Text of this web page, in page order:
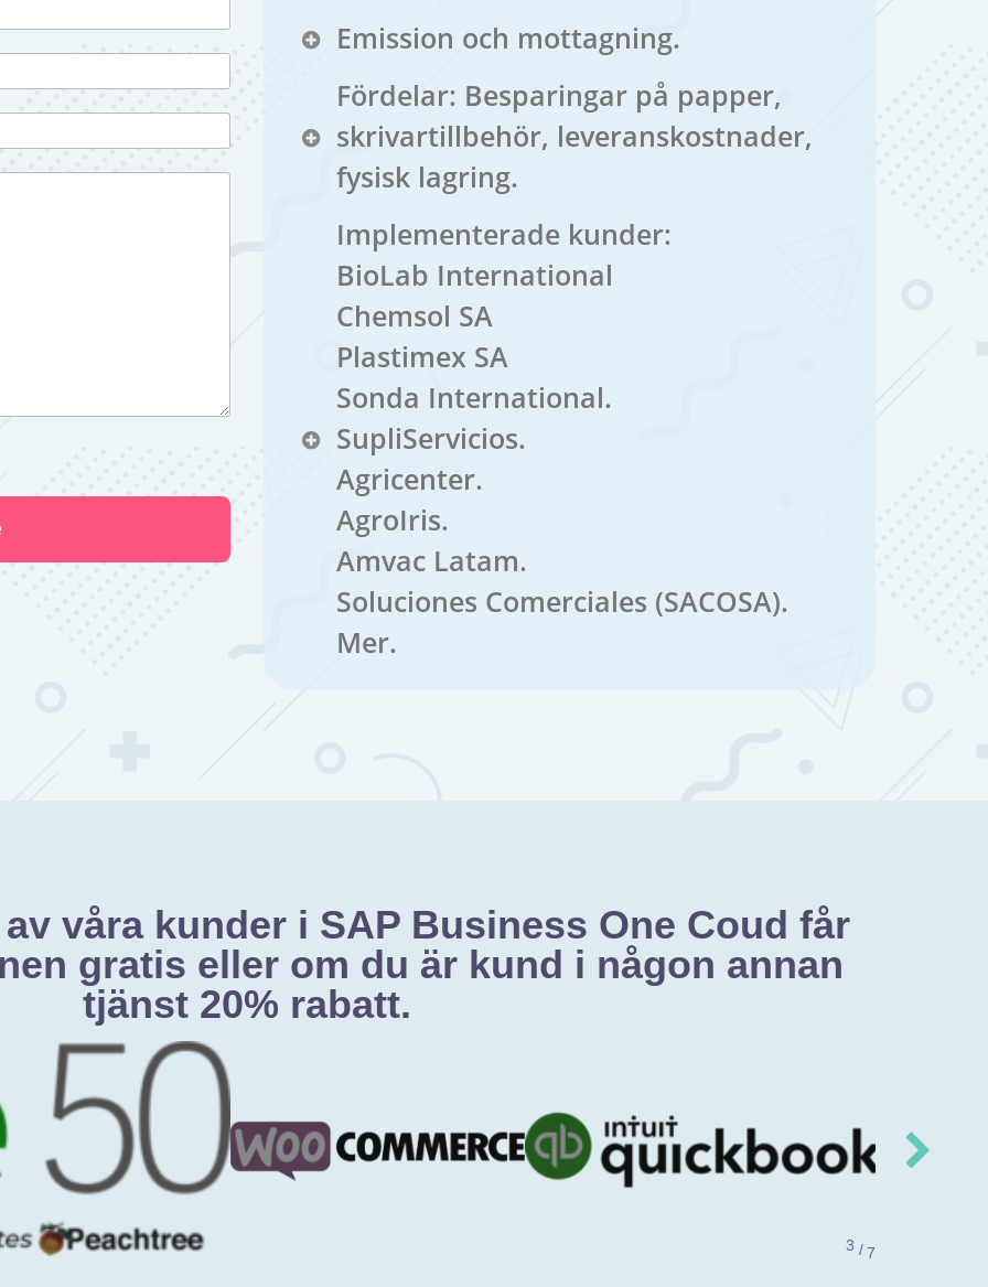
Emission och mottagning.
Fördelar: Besparingar på papper,
skrivartillbehör, leveranskostnader,
fysisk lagring.
Implementerade kunder:
BioLab International
Chemsol SA
Plastimex SA
Sonda International.
SupliServicios.
Agricenter.
AgroIris.
Amvac Latam.
Soluciones Comerciales (SACOSA).
Mer.
våra kunder i SAP Business One Coud får
gratis eller om du är kund i någon annan
tjänst 20% rabatt.
/